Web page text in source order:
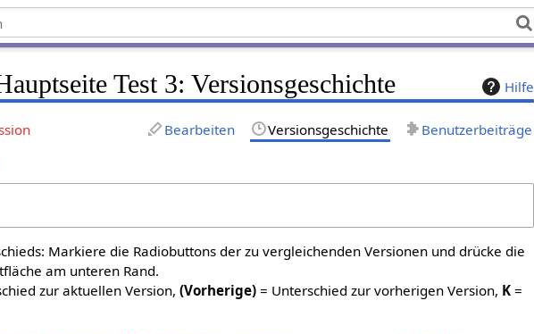
Hilfe
Test 3: Versionsgeschichte
Bearbeiten Versionsgeschichte Benutzerbeiträge
Markiere die Radiobuttons der zu vergleichenden Versionen und drücke die
am unteren Rand.
zur aktuellen Version,(Vorherige) = Unterschied zur vorherigen Version, K =